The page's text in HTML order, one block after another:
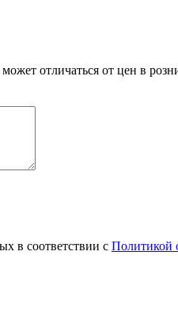
отличаться от цен в
в соответствии с Политикой